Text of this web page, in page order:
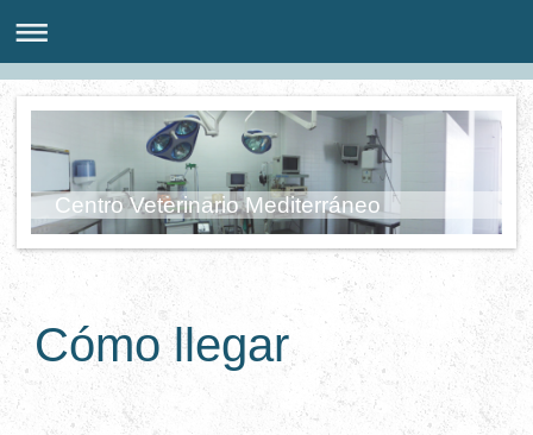
Centro Veterinario Mediterráneo
Cómo llegar